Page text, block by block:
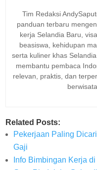
Tim Redaksi
panduan terbaru
kerja Selandia Baru,
beasiswa, kehidupan
serta kuliner khas
membantu pembaca
relevan, praktis, dan
Related Posts:
Pekerjaan Paling
Gaji
Info Bimbingan Kerja